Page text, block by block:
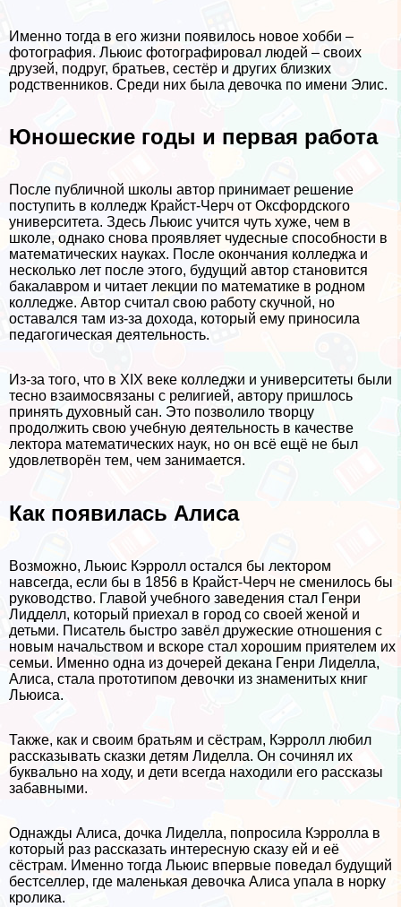
Именно тогда в его жизни появилось новое хобби –
фотография. Льюис фотографировал людей – своих
друзей, подруг, братьев, сестёр и других близких
родственников. Среди них была дeвoчка по имени Элис.
Юношеские годы и первая работа
После публичной школы автор принимает решение
поступить в колледж Крайст-Черч от Оксфордского
университета. Здесь Льюис учится чуть хуже, чем в
школе, однако снова проявляет чудесные способности в
математических науках. После окончания колледжа и
несколько лет после этого, будущий автор становится
бакалавром и читает лекции по математике в родном
колледже. Автор считал свою работу скучной, но
оставался там из-за дохода, который ему приносила
педагогическая деятельность.
Из-за того, что в XIX веке колледжи и университеты были
тесно взаимосвязаны с религией, автору пришлось
принять духовный сан. Это позволило творцу
продолжить свою учебную деятельность в качестве
лектора математических наук, но он всё ещё не был
удовлетворён тем, чем занимается.
Как появилась Алиса
Возможно, Льюис Кэрролл остался бы лектором
навсегда, если бы в 1856 в Крайст-Черч не сменилось бы
руководство. Главой учебного заведения стал Генри
Лидделл, который приехал в город со своей женой и
детьми. Писатель быстро завёл дружеские отношения с
новым начальством и вскоре стал хорошим приятелем их
семьи. Именно одна из дочерей декана Генри Лиделла,
Алиса, стала прототипом дeвoчки из знаменитых книг
Льюиса.
Также, как и своим братьям и сёстрам, Кэрролл любил
рассказывать сказки детям Лиделла. Он сочинял их
буквально на ходу, и дети всегда находили его рассказы
забавными.
Однажды Алиса, дочка Лиделла, попросила Кэрролла в
который раз рассказать интересную сказу ей и её
сёстрам. Именно тогда Льюис впервые поведал будущий
бестселлер, где маленькая дeвoчка Алиса упала в норку
кролика.